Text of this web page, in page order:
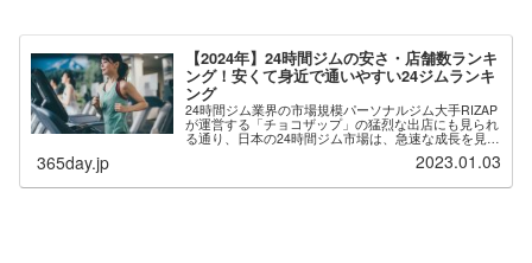
【2024年】24時間ジムの安さ・店舗数ランキ
ング！安くて身近で通いやすい24ジムランキ
ング
24時間ジム業界の市場規模パーソナルジム大手RIZAP
が運営する「チョコザップ」の猛烈な出店にも見られ
る通り、日本の24時間ジム市場は、急速な成長を見せ
ています。その背景には無人経営や自動入退館システ
ムの導入により、運営コストを下げた低価格...
365day.jp 2023.01.03